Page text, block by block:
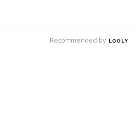
Recommended by